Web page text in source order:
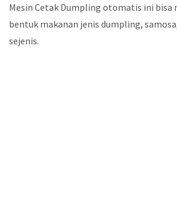
Mesin Cetak Dumpling otomatis ini bisa
bentuk makanan jenis dumpling,
sejenis.